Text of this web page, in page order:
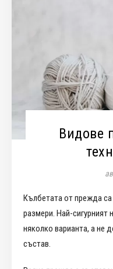
Видове
Кълбетата от прежда
размери. Най-сигурният
няколко варианта, а не
състав.